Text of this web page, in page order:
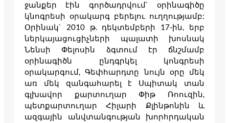
ջանքեր էին գործադրվում` օրինագիծը
կնոգրեսի օրակարգ բերելու ուղղությամբ:
Օրինակ` 2010 թ. դեկտեմբերի 17-ին, երբ
ներկայացուցիչների պալատի խոսնակ
Նենսի Փելոսին ձգտում էր ճնշմամբ
օրինագիծն ընդգրկել կոնգրեսի
օրակարգում, Գեփհարդտը նույն օրը մեկ
առ մեկ զանգահարել է Սպիտակ տան
գլխավոր քարտուղար Փիթ Ռոուզին,
պետքարտուղար Հիլարի Քլինթոնին և
ազգային անվտանգության խորհրդական